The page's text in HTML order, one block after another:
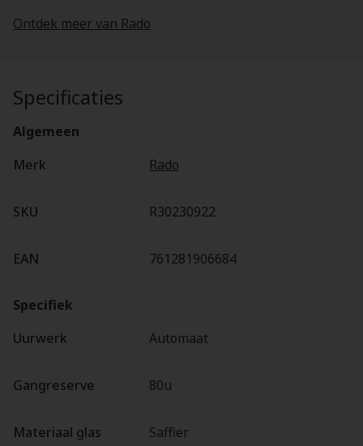
Ontdek meer van Rado
Specificaties
Algemeen
Merk
Rado
SKU R30230922
EAN 761281906684
Specifiek
Uurwerk
Automaat
Gangreserve 80u
Materiaal glas Saffier